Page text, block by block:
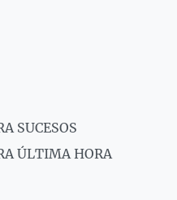
SUCESOS
ÚLTIMA HORA